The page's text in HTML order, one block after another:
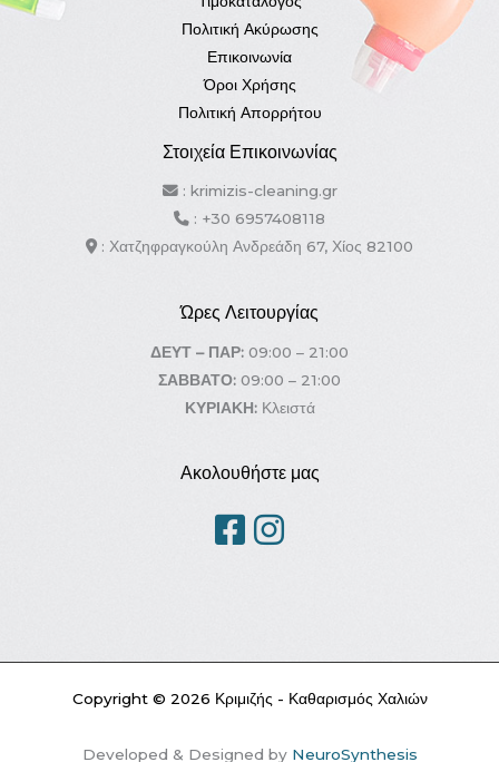
Πολιτική Ακύρωσης
Επικοινωνία
Όροι Χρήσης
Πολιτική Απορρήτου
Στοιχεία Επικοινωνίας
: krimizis-cleaning.gr
: +30 6957408118
: Χατζηφραγκούλη Ανδρεάδη 67, Χίος 82100
Ώρες Λειτουργίας
ΔΕΥΤ – ΠΑΡ: 09:00 – 21:00
ΣΑΒΒΑΤΟ: 09:00 – 21:00
ΚΥΡΙΑΚΗ:Κλειστά
Ακολουθήστε μας
Copyright © 2026 Κριμιζής - Καθαρισμός Χαλιών
Developed & Designed by NeuroSynthesis